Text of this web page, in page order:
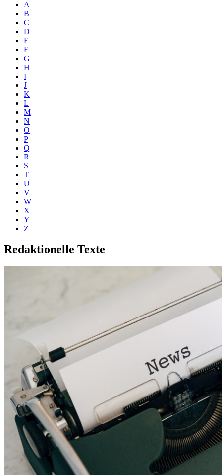
A
B
C
D
E
F
G
H
I
J
K
L
M
N
O
P
Q
R
S
T
U
V
W
X
Y
Z
Redaktionelle Texte